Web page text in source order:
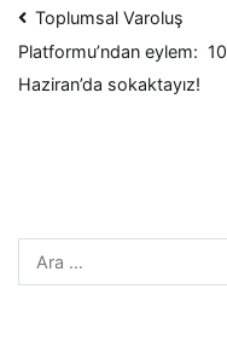
Yazı
dolaşımı
Toplumsal Varoluş
Platformu’ndan eylem: 10
Haziran’da sokaktayız!
Arama: